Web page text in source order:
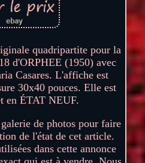
quadripartite pour la
d'ORPHEE (1950) avec
Casares. L'affiche est
30x40 pouces. Elle est
en ÉTAT NEUF.
de photos pour faire
de l'état de cet article.
dans cette annonce